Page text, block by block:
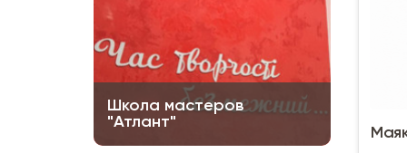
Школа мастеров
"Атлант"